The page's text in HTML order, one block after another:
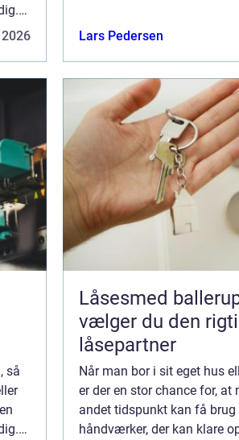
Lars Pedersen
så
Låsesmed ballerup
vælger du den
låsepartner
Når man bor i sit eget hus
er der en stor chance for, at
andet tidspunkt kan få brug
håndværker, der kan klare